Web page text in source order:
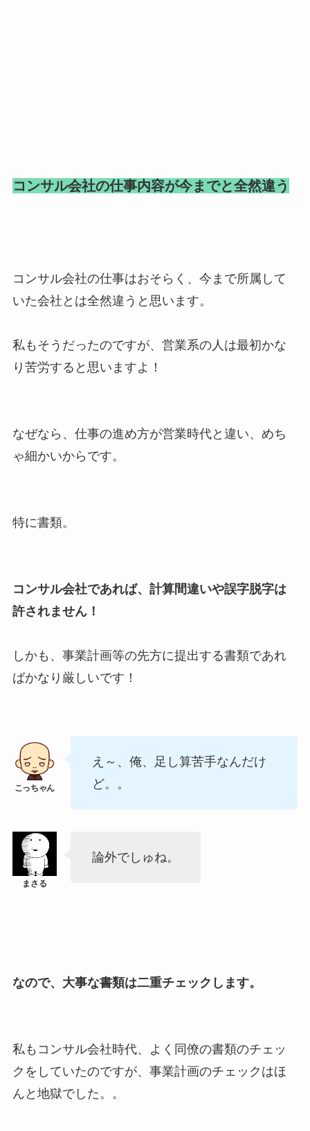
コンサル会社の仕事内容が今までと全然違う
コンサル会社の仕事はおそらく、今まで所属して
いた会社とは全然違うと思います。
私もそうだったのですが、営業系の人は最初かな
り苦労すると思いますよ！
なぜなら、仕事の進め方が営業時代と違い、めち
ゃ細かいからです。
特に書類。
コンサル会社であれば、計算間違いや誤字脱字は
許されません！
しかも、事業計画等の先方に提出する書類であれ
ばかなり厳しいです！
え～、俺、足し算苦手なんだけ
ど。。
論外でしゅね。
なので、大事な書類は二重チェックします。
私もコンサル会社時代、よく同僚の書類のチェッ
クをしていたのですが、事業計画のチェックはほ
んと地獄でした。。